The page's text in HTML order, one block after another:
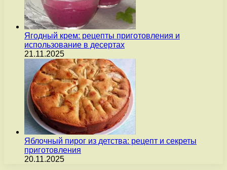
Ягодный крем: рецепты приготовления и
использование в десертах
21.11.2025
Яблочный пирог из детства: рецепт и секреты
приготовления
20.11.2025